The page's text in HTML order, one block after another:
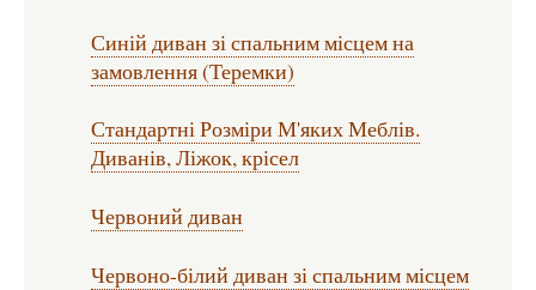
Синій диван зі спальним місцем на
замовлення (Теремки)
Стандартні Розміри М'яких Меблів.
Диванів, Ліжок, крісел
Червоний диван
Червоно-білий диван зі спальним місцем